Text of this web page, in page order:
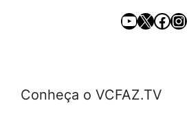
YouTube
X
Conheça o VCFAZ.TV